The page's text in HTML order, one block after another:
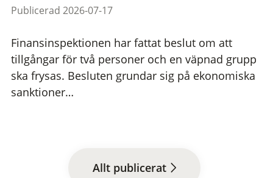
Publicerad 2026-07-17
Finansinspektionen har fattat beslut om att
tillgångar för två personer och en väpnad grupp
ska frysas. Besluten grundar sig på ekonomiska
sanktioner…
Allt publicerat